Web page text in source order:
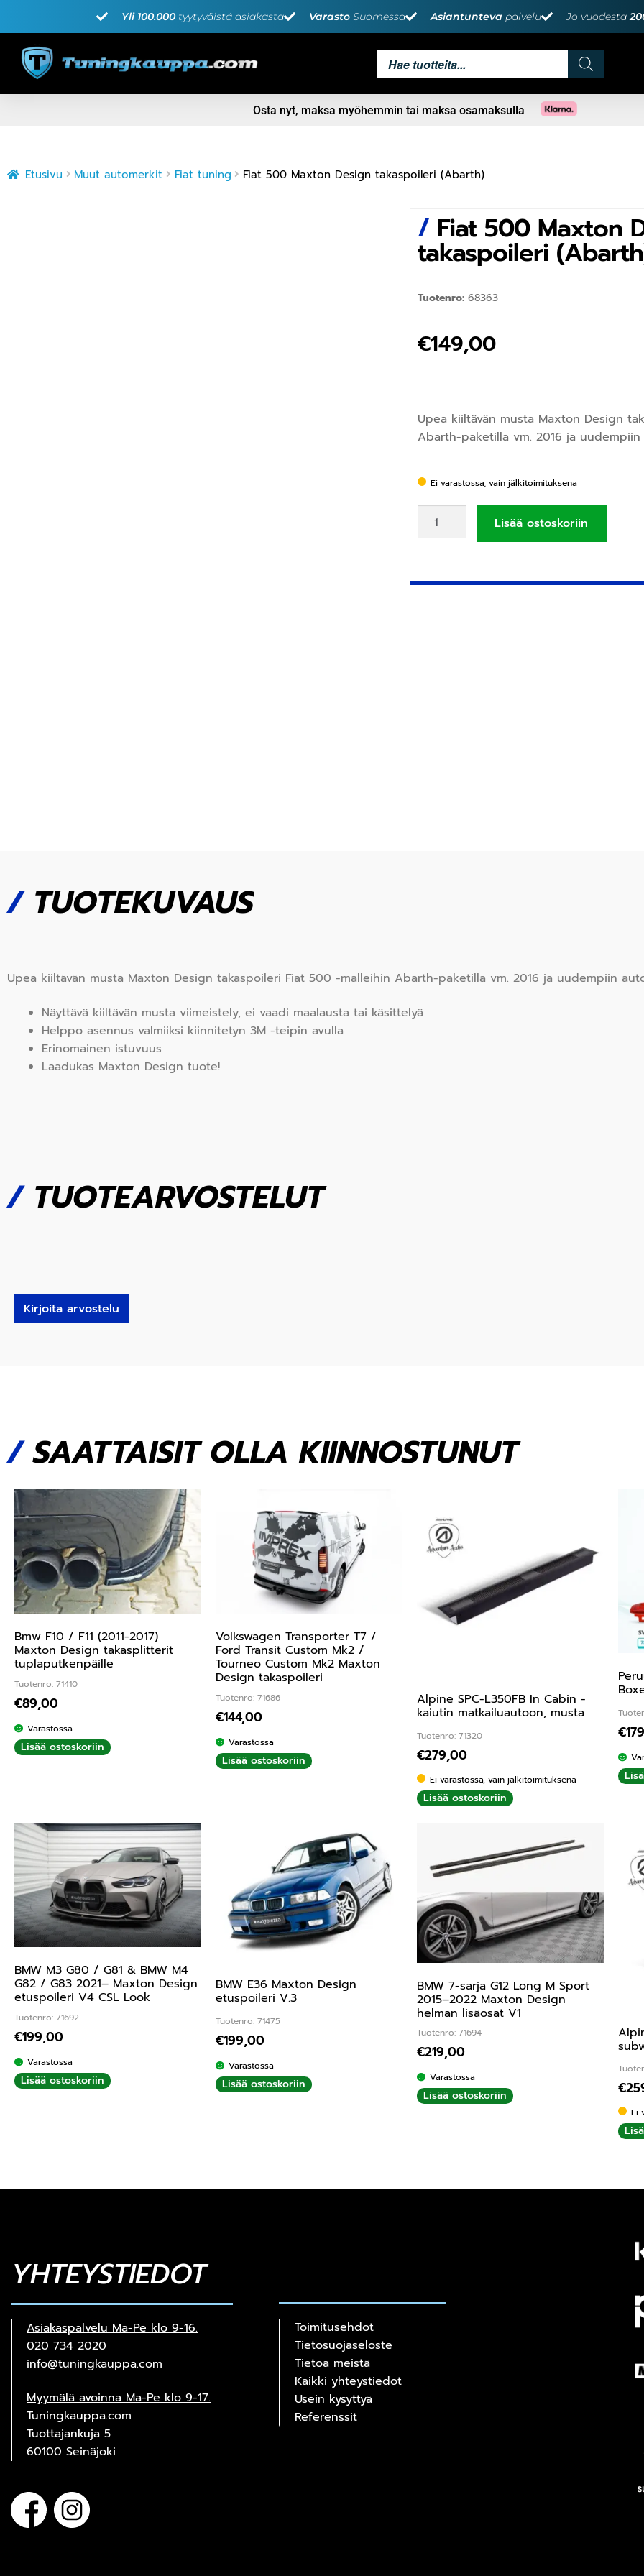
Yli 100.000 tyytyväistä asiakasta Varasto Suomessa Asiantunteva palvelu Jo vuodesta
Osta nyt, maksa myöhemmin tai maksa osamaksulla
Etusivu Muut automerkit Fiat tuning Fiat 500 Maxton Design takaspoileri (Abarth)
/ Fiat 500 Maxton
takaspoileri
Tuotenro: 68363
€149,00
Upea kiiltävän musta Maxton Design
Abarth-paketilla vm. 2016 ja
Ei varastossa, vain jälkitoimituksena
Lisää ostoskoriin
/TUOTEKUVAUS
Upea kiiltävän musta Maxton Design takaspoileri Fiat 500 -malleihin Abarth-paketilla vm. 2016 ja uudempiin
Näyttävä kiiltävän musta viimeistely, ei vaadi maalausta tai käsittelyä
Helppo asennus valmiiksi kiinnitetyn 3M -teipin avulla
Erinomainen istuvuus
Laadukas Maxton Design tuote!
/TUOTEARVOSTELUT
Kirjoita arvostelu
/SAATTAISIT OLLA KIINNOSTUNUT
Bmw F10 / F11 (2011-2017)
Maxton Design takasplitterit
tuplaputkenpäille
Tuotenro: 71410
€89,00
Varastossa
Lisää ostoskoriin
Volkswagen Transporter T7 /
Ford Transit Custom Mk2 /
Tourneo Custom Mk2 Maxton
Design takaspoileri
Tuotenro: 71686
€144,00
Varastossa
Lisää ostoskoriin
Alpine SPC-L350FB In Cabin -
kaiutin matkailuautoon, musta
Tuotenro: 71320
€279,00
Ei varastossa, vain jälkitoimituksena
Lisää ostoskoriin
€
BMW M3 G80 / G81 & BMW M4
G82 / G83 2021– Maxton Design
etuspoileri V4 CSL Look
Tuotenro: 71692
€199,00
Varastossa
Lisää ostoskoriin
BMW E36 Maxton Design
etuspoileri V.3
Tuotenro: 71475
€199,00
Varastossa
Lisää ostoskoriin
BMW 7-sarja G12 Long M Sport
2015–2022 Maxton Design
helman lisäosat V1
Tuotenro: 71694
€219,00
Varastossa
Lisää ostoskoriin €
Ei
YHTEYSTIEDOT
Asiakaspalvelu Ma-Pe klo 9-16.
020 734 2020
info@tuningkauppa.com
Myymälä avoinna Ma-Pe klo 9-17.
Tuningkauppa.com
Tuottajankuja 5
60100 Seinäjoki
Toimitusehdot
Tietosuojaseloste
Tietoa meistä
Kaikki yhteystiedot
Usein kysyttyä
Referenssit